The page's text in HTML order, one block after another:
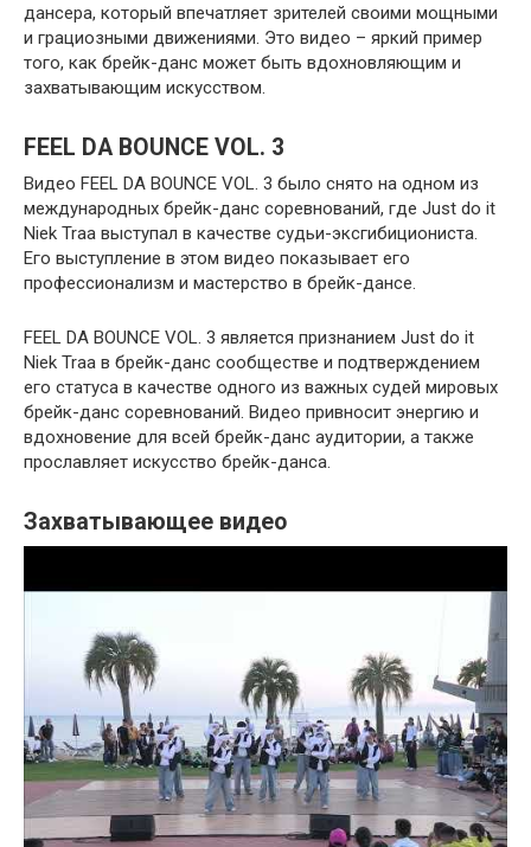
дансера, который впечатляет зрителей своими мощными
и грациозными движениями. Это видео – яркий пример
того, как брейк-данс может быть вдохновляющим и
захватывающим искусством.
FEEL DA BOUNCE VOL. 3
Видео FEEL DA BOUNCE VOL. 3 было снято на одном из
международных брейк-данс соревнований, где Just do it
Niek Traa выступал в качестве судьи-эксгибициониста.
Его выступление в этом видео показывает его
профессионализм и мастерство в брейк-дансе.
FEEL DA BOUNCE VOL. 3 является признанием Just do it
Niek Traa в брейк-данс сообществе и подтверждением
его статуса в качестве одного из важных судей мировых
брейк-данс соревнований. Видео привносит энергию и
вдохновение для всей брейк-данс аудитории, а также
прославляет искусство брейк-данса.
Захватывающее видео